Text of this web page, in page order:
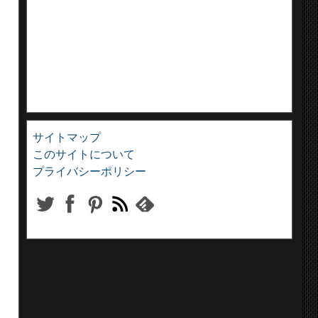
サイトマップ
このサイトについて
プライバシーポリシー